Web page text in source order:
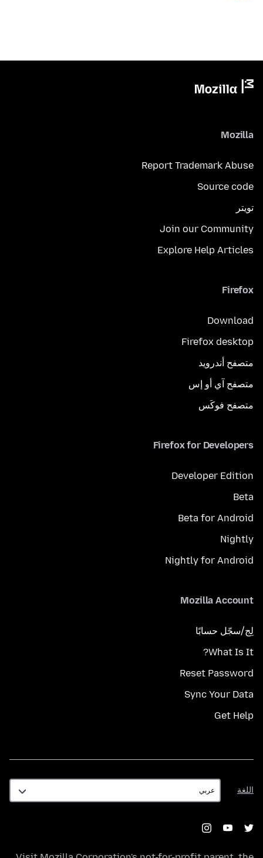
Mozilla
Report Trademark Abuse
Source code
تويتر
Join our Community
Explore Help Articles
Firefox
Download
Firefox desktop
متصفح أندرويد
متصفح آي أو إس
متصفح فوكَس
Firefox for Developers
Developer Edition
Beta
Beta for Android
Nightly
Nightly for Android
Mozilla Account
لِج/سجّل حسابًا
What Is It?
Reset Password
Sync Your Data
Get Help
اللغة
اللغة